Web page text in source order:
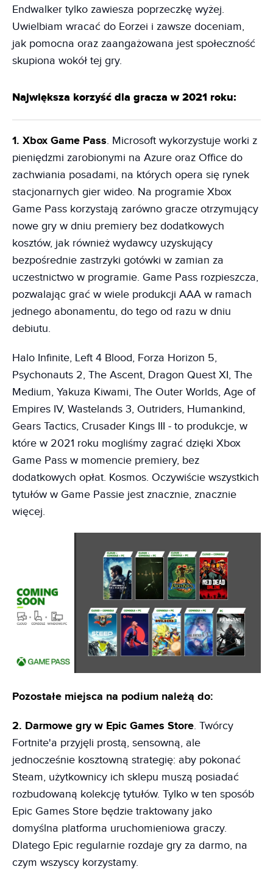
Endwalker tylko zawiesza poprzeczkę wyżej.
Uwielbiam wracać do Eorzei i zawsze doceniam,
jak pomocna oraz zaangażowana jest społeczność
skupiona wokół tej gry.
Największa korzyść dla gracza w 2021 roku:
1. Xbox Game Pass. Microsoft wykorzystuje worki z
pieniędzmi zarobionymi na Azure oraz Office do
zachwiania posadami, na których opera się rynek
stacjonarnych gier wideo. Na programie Xbox
Game Pass korzystają zarówno gracze otrzymujący
nowe gry w dniu premiery bez dodatkowych
kosztów, jak również wydawcy uzyskujący
bezpośrednie zastrzyki gotówki w zamian za
uczestnictwo w programie. Game Pass rozpieszcza,
pozwalając grać w wiele produkcji AAA w ramach
jednego abonamentu, do tego od razu w dniu
debiutu.
Halo Infinite, Left 4 Blood, Forza Horizon 5,
Psychonauts 2, The Ascent, Dragon Quest XI, The
Medium, Yakuza Kiwami, The Outer Worlds, Age of
Empires IV, Wastelands 3, Outriders, Humankind,
Gears Tactics, Crusader Kings III - to produkcje, w
które w 2021 roku mogliśmy zagrać dzięki Xbox
Game Pass w momencie premiery, bez
dodatkowych opłat. Kosmos. Oczywiście wszystkich
tytułów w Game Passie jest znacznie, znacznie
więcej.
Pozostałe miejsca na podium należą do:
2. Darmowe gry w Epic Games Store. Twórcy
Fortnite'a przyjęli prostą, sensowną, ale
jednocześnie kosztowną strategię: aby pokonać
Steam, użytkownicy ich sklepu muszą posiadać
rozbudowaną kolekcję tytułów. Tylko w ten sposób
Epic Games Store będzie traktowany jako
domyślna platforma uruchomieniowa graczy.
Dlatego Epic regularnie rozdaje gry za darmo, na
czym wszyscy korzystamy.